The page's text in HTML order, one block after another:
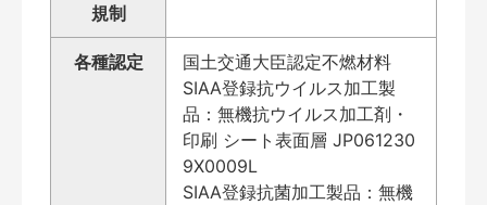
規制
各種認定
国土交通大臣認定不燃材料
SIAA登録抗ウイルス加工製
品：無機抗ウイルス加工剤・
印刷 シート表面層 JP061230
9X0009L
SIAA登録抗菌加工製品：無機